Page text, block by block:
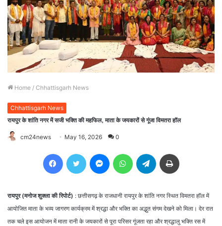
Home / Chhattisgarh News
Chhattisgarh News
रायपुर के शांति नगर में सजी भक्ति की महफिल, माता के जयकारों से गूंजा विमतरा हॉल
cm24news May 16, 2026 0
Facebook Twitter MessengerWhatsApp Telegram
रायपुर (मनोज शुक्ला की रिपोर्ट) : छत्तीसगढ़ के राजधानी रायपुर के शांति नगर स्थित विमतरा हॉल में
आयोजित माता के भव्य जागरण कार्यक्रम में श्रद्धा और भक्ति का अद्भुत संगम देखने को मिला। देर रात
तक चले इस आयोजन में माता रानी के जयकारों से पूरा परिसर गूंजता रहा और श्रद्धालु भक्ति रस में